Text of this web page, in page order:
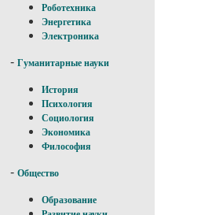
Роботехника
Энергетика
Электроника
- Гуманитарные науки
История
Психология
Социология
Экономика
Философия
- Общество
Образование